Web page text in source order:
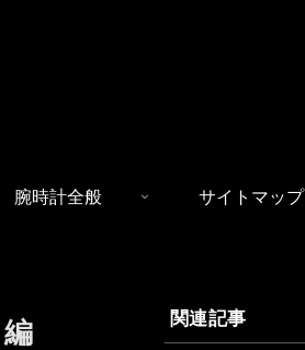
腕時計全般 サイトマップ
関連記事